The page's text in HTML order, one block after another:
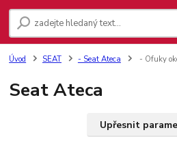
Úvod SEAT - Seat Ateca - Ofuky
Seat Ateca
Upřesnit